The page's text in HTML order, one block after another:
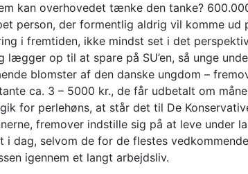
kan overhovedet tænke den tanke?
person, der formentlig aldrig vil komme ud
i fremtiden, ikke mindst set i det
lægger op til at spare på SU’en, så unge
blomster af den danske ungdom –
ca. 3 – 5000 kr., de får udbetalt om
for perlehøns, at står det til De
fremover indstille sig på at leve under
dag, selvom de for de flestes
igennem et langt arbejdsliv.